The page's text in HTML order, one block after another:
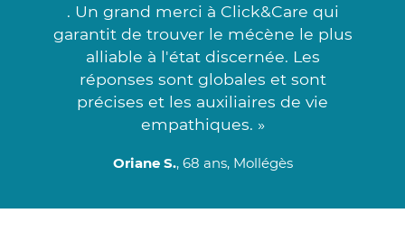
. Un grand merci à Click&Care qui
garantit de trouver le mécène le plus
alliable à l'état discernée. Les
réponses sont globales et sont
précises et les auxiliaires de vie
empathiques. »
Oriane S., 68 ans, Mollégès